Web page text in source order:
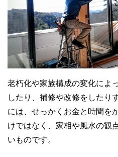
老朽化や家族構成の変化によ
したり、補修や改修をしたり
には、せっかくお金と時間を
けではなく、家相や風水の観
いものです。